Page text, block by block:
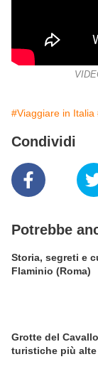
#Viaggiare in Italia
Condividi
Potrebbe
Storia, segreti e
Flaminio (Roma)
Grotte del
turistiche più alte